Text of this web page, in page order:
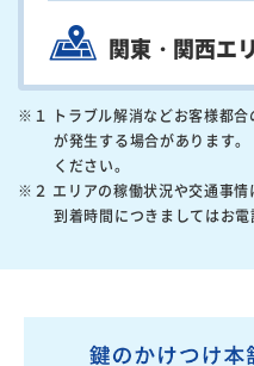
関東・関西エ
※１ トラブル解消などお客様都
が発生する場合があります
ください。
※２ エリアの稼働状況や交通事情
到着時間につきましてはお電